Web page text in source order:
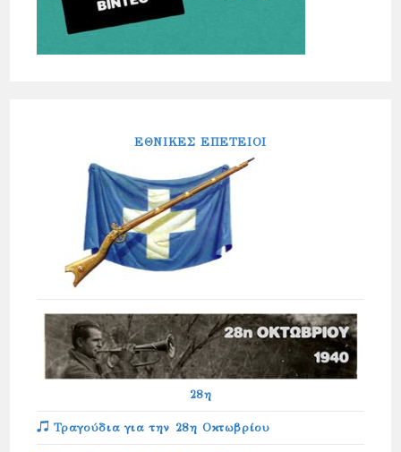
ΕΘΝΙΚΕΣ ΕΠΕΤΕΙΟΙ
28η
Τραγούδια για την 28η Οκτωβρίου